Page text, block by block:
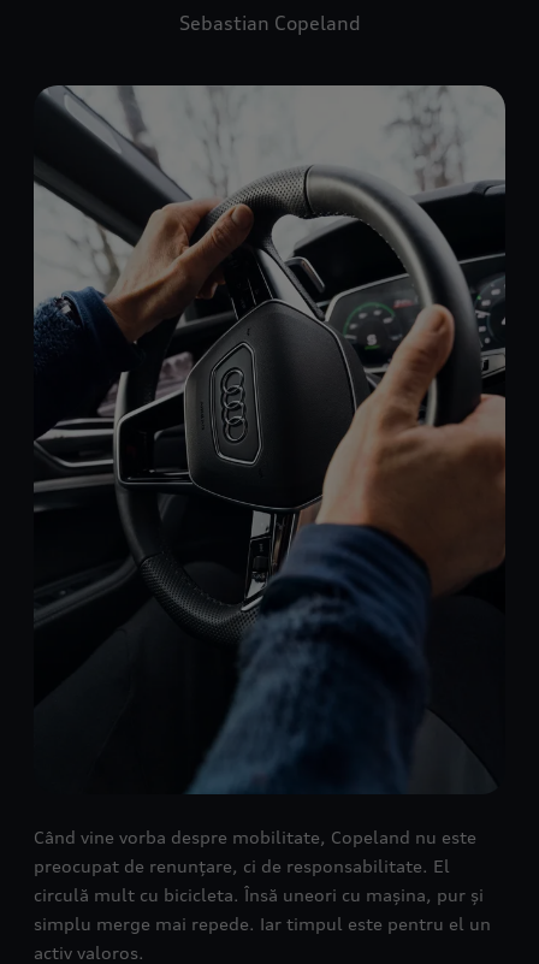
Sebastian Copeland
Când vine vorba despre mobilitate, Copeland nu este
preocupat de renunțare, ci de responsabilitate. El
circulă mult cu bicicleta. Însă uneori cu mașina, pur și
simplu merge mai repede. Iar timpul este pentru el un
activ valoros.